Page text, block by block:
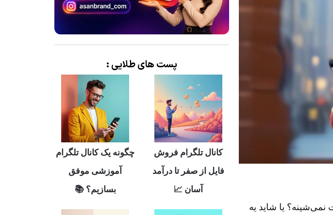
نمی‌شینه؟ یا شاید یه
پست های طلایی :
کانال تلگرام فروش
فایل از صفر تا درآمد
آسان 📈
چگونه یک کانال تلگرام
آموزشی موفق
بسازیم؟ 📚